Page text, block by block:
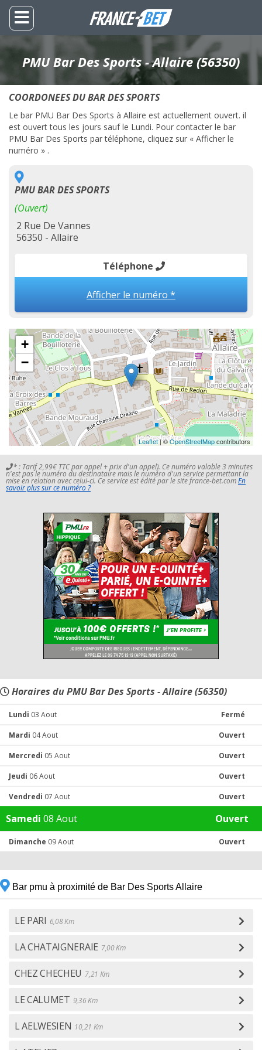
PMU Bar Des Sports - Allaire (56350)
COORDONEES DU BAR DES SPORTS
Le bar PMU Bar Des Sports à Allaire est actuellement ouvert. il
est ouvert tous les jours sauf le Lundi. Pour contacter le bar
PMU Bar Des Sports par téléphone, cliquez sur « Afficher le
numéro » .
PMU BAR DES SPORTS
(Ouvert)
2 Rue De Vannes
56350 - Allaire
Téléphone
Afficher le numéro *
+
−
Leaflet| ©OpenStreetMapcontributors
* : Tarif 2,99€ TTC par appel + prix d'un appel). Ce numéro valable 3 minutes
n'est pas le numéro du destinataire mais le numéro d'un service permettant la
mise en relation avec celui-ci. Ce service est édité par le site france-bet.comEn
savoir plus sur ce numéro ?
Horaires du PMU Bar Des Sports - Allaire (56350)
Lundi 03 Aout Fermé
Mardi 04 Aout Ouvert
Mercredi 05 Aout Ouvert
Jeudi 06 Aout Ouvert
Vendredi 07 Aout Ouvert
Samedi 08 Aout Ouvert
Dimanche 09 Aout Ouvert
Bar pmu à proximité de Bar Des Sports Allaire
LE PARI 6,08 Km
LA CHATAIGNERAIE 7,00 Km
CHEZ CHECHEU 7,21 Km
LE CALUMET 9,36 Km
L AELWESIEN 10,21 Km